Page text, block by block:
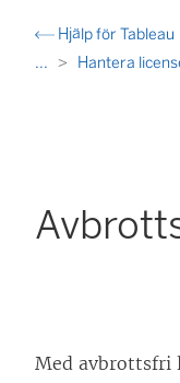
Hjälp för Tableau
...
Hantera
Med avbrottsfri